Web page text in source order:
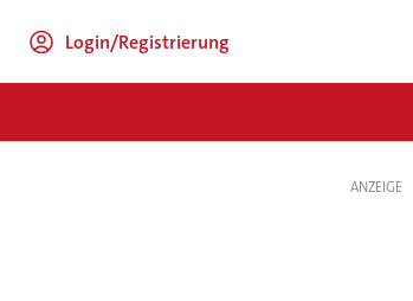
Login/Registrierung
ANZEIGE